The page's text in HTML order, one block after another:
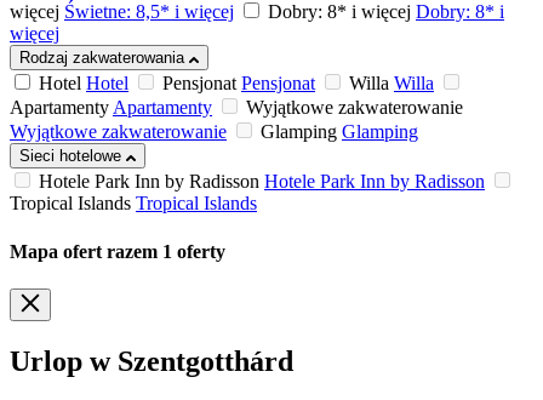
więcej Świetne: 8,5* i więcej Dobry: 8* i więcej Dobry: 8* i
więcej
Rodzaj zakwaterowania
Hotel Hotel Pensjonat Pensjonat Willa Willa
ApartamentyApartamenty
Wyjątkowe zakwaterowanie
Wyjątkowe zakwaterowanie
Glamping Glamping
Sieci hotelowe
Hotele Park Inn by Radisson Hotele Park Inn by Radisson
Tropical Islands Tropical Islands
Mapa ofert razem 1 oferty
Urlop w Szentgotthárd